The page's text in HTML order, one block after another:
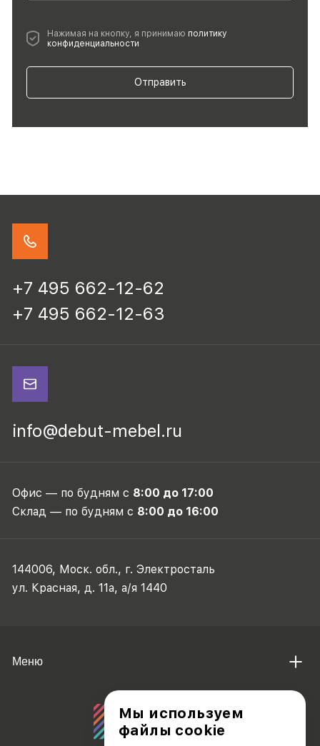
Нажимая на кнопку, я принимаю политику
конфиденциальности
Отправить
+7 495 662-12-62
+7 495 662-12-63
info@debut-mebel.ru
Офис — по будням с 8:00 до 17:00
Склад — по будням с 8:00 до 16:00
144006, Моск. обл., г. Электросталь
ул. Красная, д. 11а, а/я 1440
Меню
Мы используем
файлы cookie